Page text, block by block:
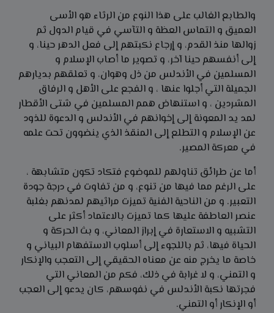
والطابع الغالب على هذا النوع من الرثاء هو الأسى
العميق و التماس العظة و التآسي في قيام الدول ثم
زوالها منذ القدم، و إرجاع نکبتهم إلى فعل الدهر حينا، و
إلى أنفسهم حينا آخر، و تصویر ما أصاب الإسلام و
المسلمين في الأندلس من ذل وهوان، و تعلقهم بديارهم
الجميلة التي أجلوا عنها ، و الفجع على الأهل و الرفاق
المشردين ، و استنهاض همم المسلمين في شتى الأقطار
لمد يد المعونة إلى إخوانهم في الأندلس و الدعوة للذود
عن الإسلام و التطلع إلى المنقذ الذي ينضوون تحت علمه
في معركة المصير.
أما عن طرائق تناولهم للموضوع فتكاد تكون متشابهة ،
على الرغم مما فيها من تنوع، و من تفاوت في درجة جودة
التعبير. و من الناحية الفنية تميزت مراثيهم لمدنهم بغلبة
عنصر العاطفة عليها كما تميزت بالاعتماد أكثر على
التشبيه و الاستعارة في إبراز المعاني، و بث الحركة و
الحياة فيها، ثم باللجوء إلى أسلوب الاستفهام البياني و
خاصة ما يخرج منه عن معناه الحقيقي إلى التعجب والإنكار
و التمني، و لا غرابة في ذلك، فكم من المعاني التي
فجرتها نكبة الأندلس في نفوسهم، كان يدعو إلى العجب
أو الإنكار أو التمني.